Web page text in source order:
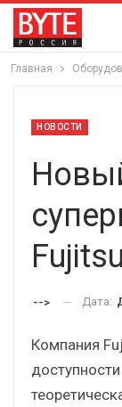
Главная
НОВОСТИ
Fujitsu
--> Дата:
Компания